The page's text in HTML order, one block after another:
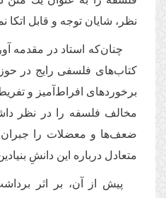
نظر، شایان توجه و قابل اتكا
چنان‌كه استاد در مقدمه
كتاب‌هاى فلسفى رایج در
برخوردهاى افراط‌آمیز و
مخالف فلسفه را در نظر
ضعف‌ها و معضلات را
متعادل درباره این دانشِ
پیش از آن، بر اثر